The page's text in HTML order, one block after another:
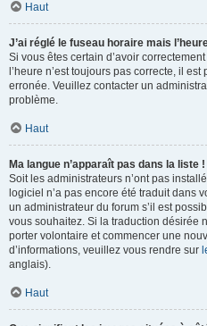
Haut
J’ai réglé le fuseau horaire mais
Si vous êtes certain d’avoir
l’heure n’est toujours pas correcte, il
erronée. Veuillez contacter un
problème.
Haut
Ma langue n’apparaît pas dans la liste !
Soit les administrateurs n’ont pas
logiciel n’a pas encore été traduit dans
un administrateur du forum s’il est
vous souhaitez. Si la traduction désirée
porter volontaire et commencer une
d’informations, veuillez vous rendre sur
anglais).
Haut